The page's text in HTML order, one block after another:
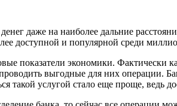
даже на наиболее дальние
доступной и популярной среди
показатели экономики.
выгодные для них операции.
такой услугой стало еще проще, ведь